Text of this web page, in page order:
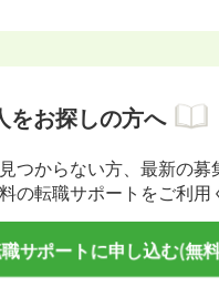
をお探しの方へ
つからない方、最新の募
の転職サポートをご利用
サポートに申し込む(無